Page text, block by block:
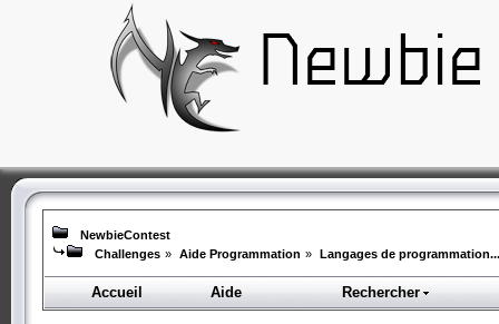
NewbieContest
Challenges » Aide Programmation » Langages de programmation...
Accueil Aide Rechercher